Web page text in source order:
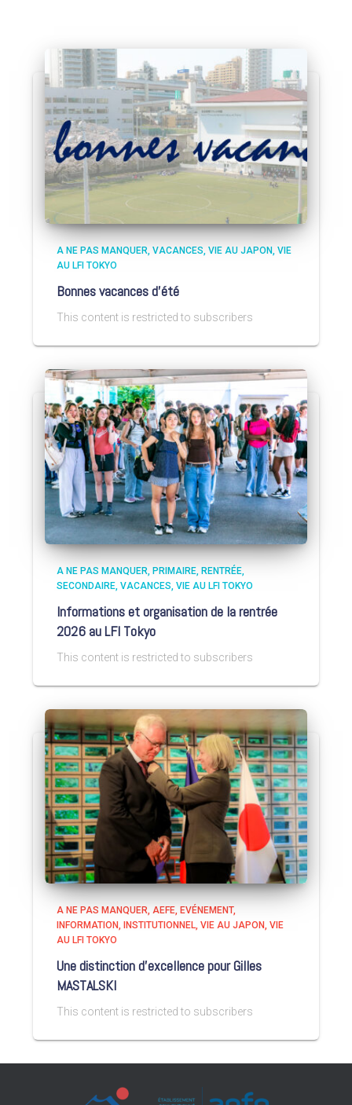
A NE PAS MANQUER VACANCES VIE AU JAPON VIE
AU LFI TOKYO
Bonnes vacances d’été
This content is restricted to subscribers
A NE PAS MANQUER PRIMAIRE RENTRÉE
SECONDAIRE VACANCES VIE AU LFI TOKYO
Informations et organisation de la rentrée
2026 au LFI Tokyo
This content is restricted to subscribers
A NE PAS MANQUER AEFE EVÉNEMENT
INFORMATION
INSTITUTIONNEL VIE AU JAPON VIE
AU LFI TOKYO
Une distinction d’excellence pour Gilles
MASTALSKI
This content is restricted to subscribers